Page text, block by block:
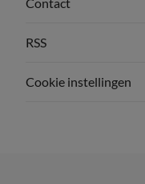
RSS
Cookie instellingen